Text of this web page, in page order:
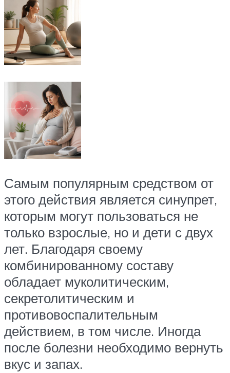
Самым популярным средством от
этого действия является синупрет,
которым могут пользоваться не
только взрослые, но и дети с двух
лет. Благодаря своему
комбинированному составу
обладает муколитическим,
секретолитическим и
противовоспалительным
действием, в том числе. Иногда
после болезни необходимо вернуть
вкус и запах.